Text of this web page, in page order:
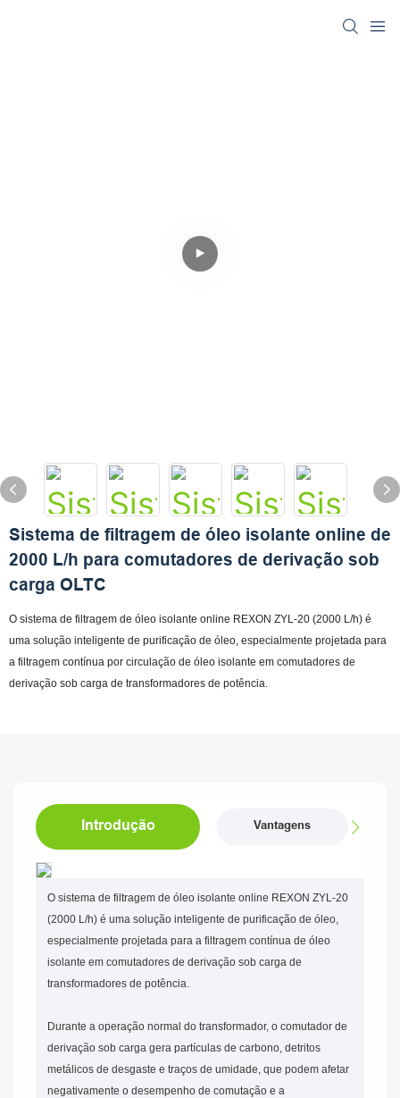
Sistema de filtragem de óleo isolante online de
2000 L/h para comutadores de derivação sob
carga OLTC
O sistema de filtragem de óleo isolante online REXON ZYL-20 (2000 L/h) é
uma solução inteligente de purificação de óleo, especialmente projetada para
a filtragem contínua por circulação de óleo isolante em comutadores de
derivação sob carga de transformadores de potência.
Introdução Vantagens
O sistema de filtragem de óleo isolante online REXON ZYL-20
(2000 L/h) é uma solução inteligente de purificação de óleo,
especialmente projetada para a filtragem contínua de óleo
isolante em comutadores de derivação sob carga de
transformadores de potência.
Durante a operação normal do transformador, o comutador de
derivação sob carga gera partículas de carbono, detritos
metálicos de desgaste e traços de umidade, que podem afetar
negativamente o desempenho de comutação e a